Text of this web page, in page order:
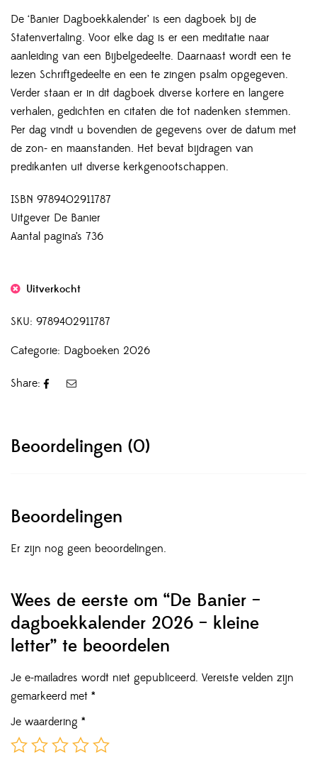
De ‘Banier Dagboekkalender’ is een dagboek bij de
Statenvertaling. Voor elke dag is er een meditatie naar
aanleiding van een Bijbelgedeelte. Daarnaast wordt een te
lezen Schriftgedeelte en een te zingen psalm opgegeven.
Verder staan er in dit dagboek diverse kortere en langere
verhalen, gedichten en citaten die tot nadenken stemmen.
Per dag vindt u bovendien de gegevens over de datum met
de zon- en maanstanden. Het bevat bijdragen van
predikanten uit diverse kerkgenootschappen.
ISBN 9789402911787
Uitgever De Banier
Aantal pagina’s 736
Uitverkocht
SKU: 9789402911787
Categorie: Dagboeken 2026
Share:
Beoordelingen (0)
Beoordelingen
Er zijn nog geen beoordelingen.
Wees de eerste om “De Banier –
dagboekkalender 2026 – kleine
letter” te beoordelen
Je e-mailadres wordt niet gepubliceerd. Vereiste velden zijn
gemarkeerd met *
Je waardering *